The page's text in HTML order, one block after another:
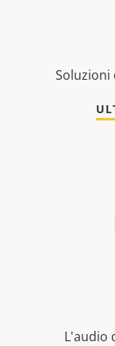
L'audio